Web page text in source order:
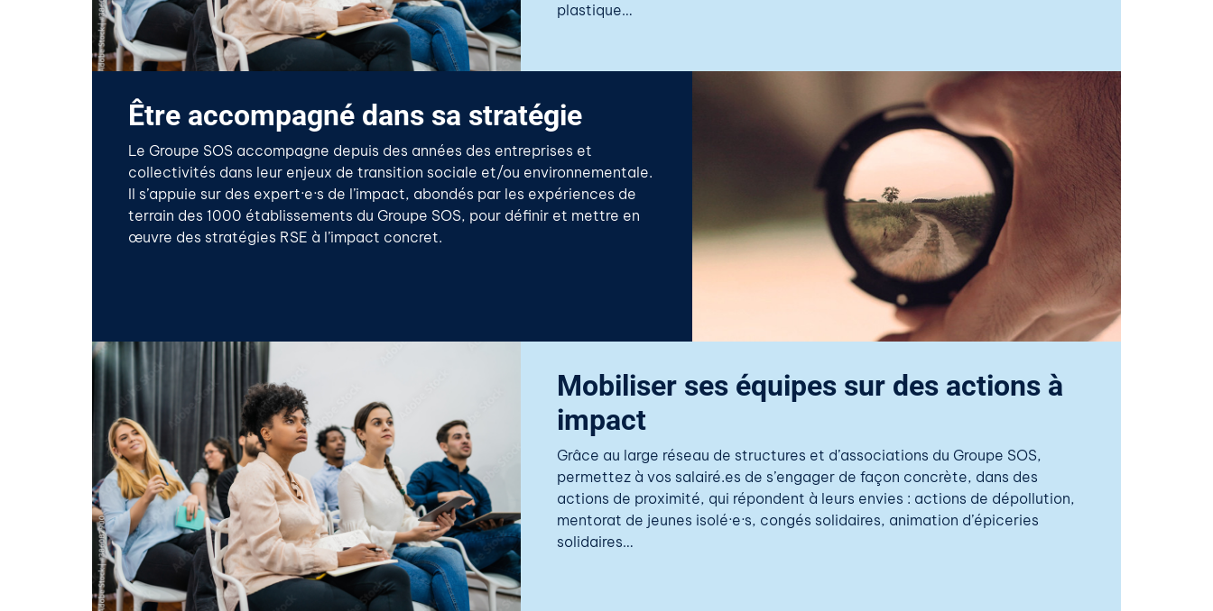
plastique…
Être accompagné dans sa stratégie
Le Groupe SOS accompagne depuis des années des entreprises et
collectivités dans leur enjeux de transition sociale et/ou environnementale.
Il s’appuie sur des expert·e·s de l’impact, abondés par les expériences de
terrain des 1000 établissements du Groupe SOS, pour définir et mettre en
œuvre des stratégies RSE à l’impact concret.
Mobiliser ses équipes sur des actions à
impact
Grâce au large réseau de structures et d’associations du Groupe SOS,
permettez à vos salairé.es de s’engager de façon concrète, dans des
actions de proximité, qui répondent à leurs envies : actions de dépollution,
mentorat de jeunes isolé·e·s, congés solidaires, animation d’épiceries
solidaires…